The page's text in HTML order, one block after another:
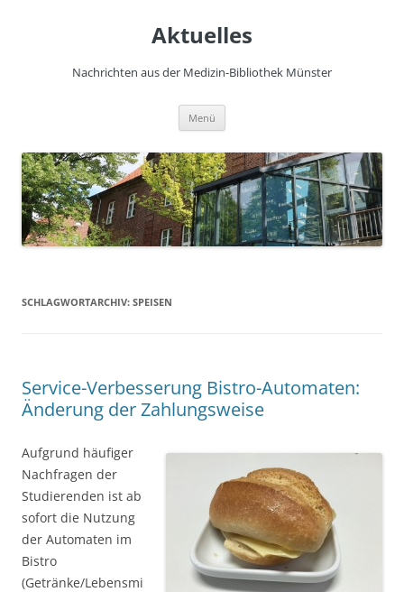
Aktuelles
Nachrichten aus der Medizin-Bibliothek Münster
Menü
SCHLAGWORTARCHIV: SPEISEN
Service-Verbesserung Bistro-Automaten:
Änderung der Zahlungsweise
Aufgrund häufiger
Nachfragen der
Studierenden ist ab
sofort die Nutzung
der Automaten im
Bistro
(Getränke/Lebensmi